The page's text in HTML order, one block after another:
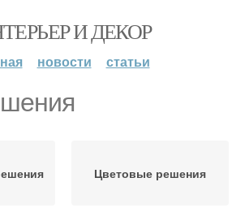
И ДЕКОР
новости статьи
Цветовые решения